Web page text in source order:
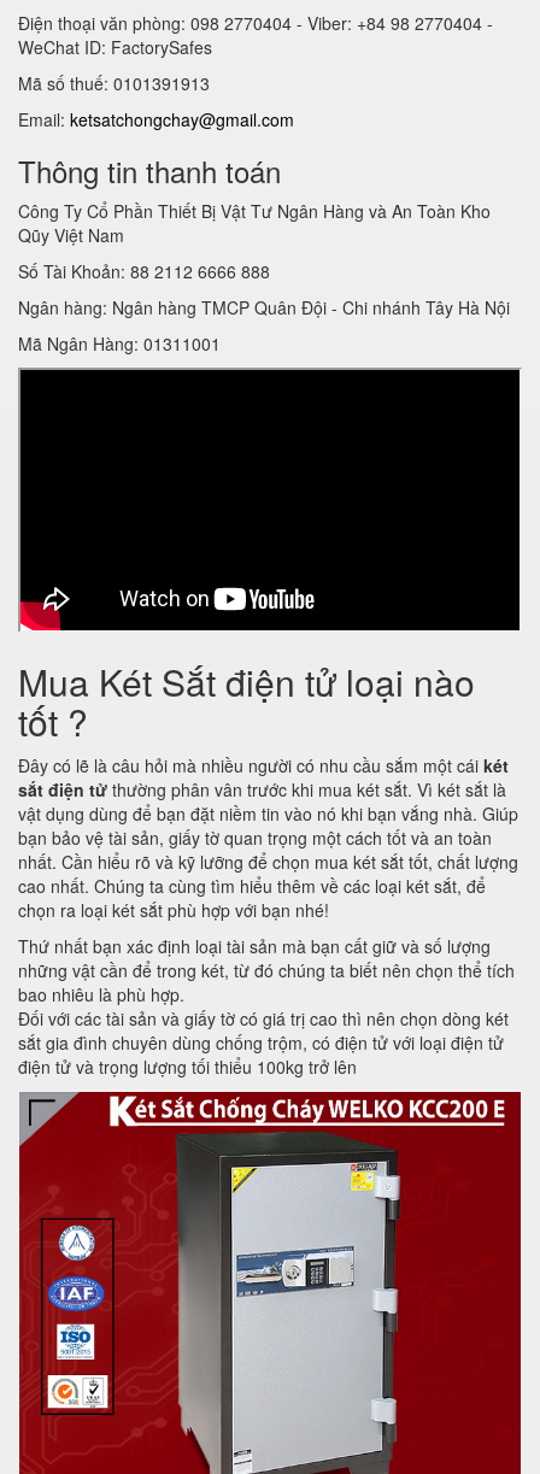
Điện thoại văn phòng: 098 2770404 - Viber: +84 98 2770404 -
WeChat ID: FactorySafes
Mã số thuế: 0101391913
Email: ketsatchongchay@gmail.com
Thông tin thanh toán
Công Ty Cổ Phần Thiết Bị Vật Tư Ngân Hàng và An Toàn Kho
Qũy Việt Nam
Số Tài Khoản: 88 2112 6666 888
Ngân hàng: Ngân hàng TMCP Quân Đội - Chi nhánh Tây Hà Nội
Mã Ngân Hàng: 01311001
Mua Két Sắt điện tử loại nào
tốt ?
Đây có lẽ là câu hỏi mà nhiều người có nhu cầu sắm một cái két
sắt điện tử thường phân vân trước khi mua két sắt. Vì két sắt là
vật dụng dùng để bạn đặt niềm tin vào nó khi bạn vắng nhà. Giúp
bạn bảo vệ tài sản, giấy tờ quan trọng một cách tốt và an toàn
nhất. Cần hiểu rõ và kỹ lưỡng để chọn mua két sắt tốt, chất lượng
cao nhất. Chúng ta cùng tìm hiểu thêm về các loại két sắt, để
chọn ra loại két sắt phù hợp với bạn nhé!
Thứ nhất bạn xác định loại tài sản mà bạn cất giữ và số lượng
những vật cần để trong két, từ đó chúng ta biết nên chọn thể tích
bao nhiêu là phù hợp.
Đối với các tài sản và giấy tờ có giá trị cao thì nên chọn dòng két
sắt gia đình chuyên dùng chống trộm, có điện tử với loại điện tử
điện tử và trọng lượng tối thiểu 100kg trở lên